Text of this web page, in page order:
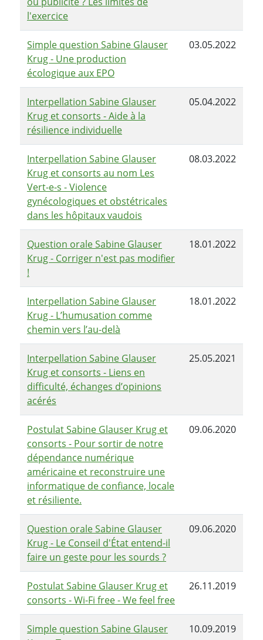
l'exercice
Simple question Sabine Glauser
Krug - Une production
écologique aux EPO
03.05.2022
Interpellation Sabine Glauser
Krug et consorts - Aide à la
résilience individuelle
05.04.2022
Interpellation Sabine Glauser
Krug et consorts au nom Les
Vert-e-s - Violence
gynécologiques et obstétricales
dans les hôpitaux vaudois
08.03.2022
Question orale Sabine Glauser
Krug - Corriger n'est pas modifier
!
18.01.2022
Interpellation Sabine Glauser
Krug - L’humusation comme
chemin vers l’au-delà
18.01.2022
Interpellation Sabine Glauser
Krug et consorts - Liens en
difficulté, échanges d’opinions
acérés
25.05.2021
Postulat Sabine Glauser Krug et
consorts - Pour sortir de notre
dépendance numérique
américaine et reconstruire une
informatique de confiance, locale
et résiliente.
09.06.2020
Question orale Sabine Glauser
Krug - Le Conseil d'État entend-il
faire un geste pour les sourds ?
09.06.2020
Postulat Sabine Glauser Krug et
consorts - Wi-Fi free - We feel free
26.11.2019
Simple question Sabine Glauser
10.09.2019